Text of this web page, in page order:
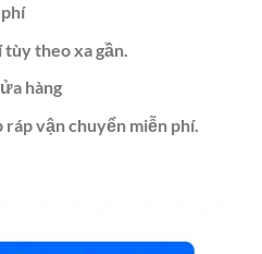
theo xa gần.
hàng
ráp vận chuyển miễn phí.